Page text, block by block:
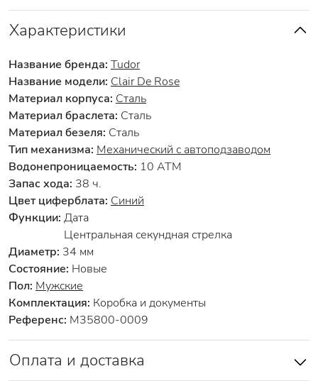
Характеристики
Название бренда: Tudor
Название модели: Clair De Rose
Материал корпуса: Сталь
Материал браслета: Сталь
Материал безеля: Сталь
Тип механизма: Механический с автоподзаводом
Водонепроницаемость: 10 АТМ
Запас хода: 38 ч.
Цвет циферблата: Синий
Функции: Дата
Центральная секундная стрелка
Диаметр: 34 мм
Состояние: Новые
Пол: Мужские
Комплектация: Коробка и документы
Референс: M35800-0009
Оплата и доставка